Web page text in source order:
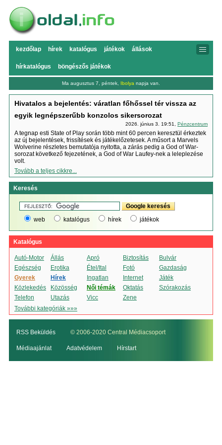
kezdőlap hírek katalógus játékok állások
hírkatalógus böngészős játékok
Ma augusztus 7, péntek, Ibolya napja van.
Hivatalos a bejelentés: váratlan főhőssel tér vissza az
egyik legnépszerűbb konzolos sikersorozat
2026. június 3. 19:51,Pénzcentrum
A tegnap esti State of Play során több mint 60 percen keresztül érkeztek
az új bejelentések, frissítések és játékelőzetesek. A műsort a Marvels
Wolverine részletes bemutatója nyitotta, a zárás pedig a God of War-
sorozat következő fejezetének, a God of War Laufey-nek a leleplezése
volt.
Tovább a teljes cikkre...
Keresés
web katalógus hírek játékok
Katalógus
Autó-Motor Állás Apró Biztosítás
Bulvár
Egészség
Erotika Étel/Ital Fotó
Gazdaság
Gyerek
Hírek Ingatlan Internet
Játék
Közlekedés
Közösség Női témák Oktatás
Szórakozás
Telefon
Utazás Vicc
Zene
További kategóriák »»»
RSS Beküldés © 2006-2020 Central Médiacsoport
Médiaajánlat Adatvédelem Hírstart